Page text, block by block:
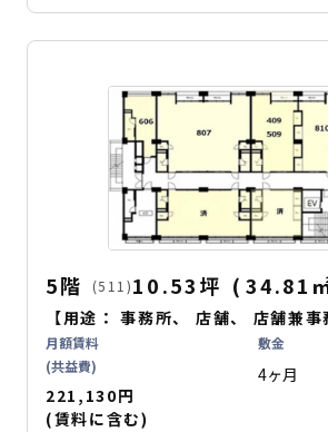
5階 (511)10.53坪 ( 34.81
【用途：事務所、 店舗、 店舗兼事
月額賃料
(共益費)
221,130円
(賃料に含む)
敷金
4ヶ月